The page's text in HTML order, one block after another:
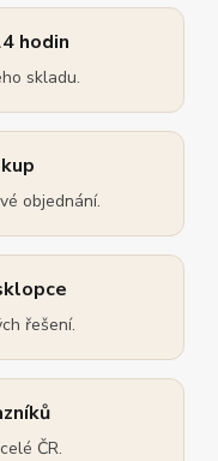
hodin
skladu.
objednání.
řešení.
ČR.